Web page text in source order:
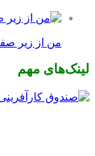
من از زیر
لینک‌های مهم